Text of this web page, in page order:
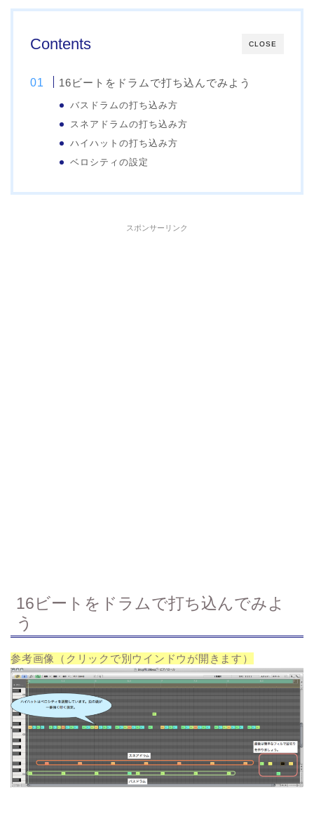
CLOSE
Contents
16ビートをドラムで打ち込んでみよう
バスドラムの打ち込み方
スネアドラムの打ち込み方
ハイハットの打ち込み方
ベロシティの設定
スポンサーリンク
16ビートをドラムで打ち込んでみよ
う
参考画像（クリックで別ウインドウが開きます）